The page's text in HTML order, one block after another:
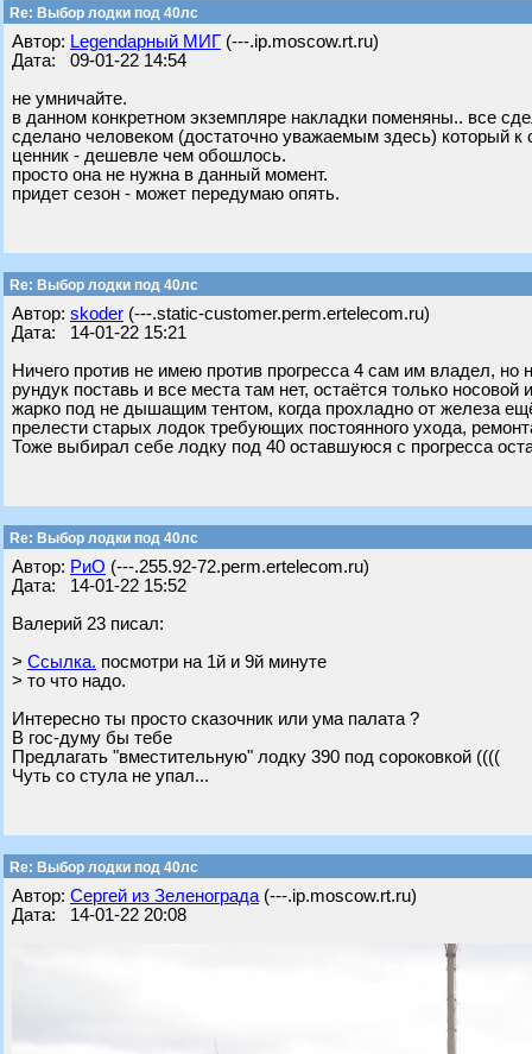
Re: Выбор лодки под 40лс
Автор: Legendарный МИГ (---.ip.moscow.rt.ru)
Дата: 09-01-22 14:54
не умничайте.
в данном конкретном экземпляре накладки поменяны.. все
сделано человеком (достаточно уважаемым здесь) который
ценник - дешевле чем обошлось.
просто она не нужна в данный момент.
придет сезон - может передумаю опять.
Re: Выбор лодки под 40лс
Автор: skoder (---.static-customer.perm.ertelecom.ru)
Дата: 14-01-22 15:21
Ничего против не имею против прогресса 4 сам им владел,
рундук поставь и все места там нет, остаётся только
жарко под не дышащим тентом, когда прохладно от железа
прелести старых лодок требующих постоянного ухода,
Тоже выбирал себе лодку под 40 оставшуюся с прогресса
Re: Выбор лодки под 40лс
Автор: РиО (---.255.92-72.perm.ertelecom.ru)
Дата: 14-01-22 15:52
Валерий 23 писал:
> Ссылка. посмотри на 1й и 9й минуте
> то что надо.
Интересно ты просто сказочник или ума палата ?
В гос-думу бы тебе
Предлагать "вместительную" лодку 390 под сороковкой ((((
Чуть со стула не упал...
Re: Выбор лодки под 40лс
Автор: Сергей из Зеленограда (---.ip.moscow.rt.ru)
Дата: 14-01-22 20:08